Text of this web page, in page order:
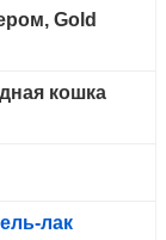
Gold
кошка
лак